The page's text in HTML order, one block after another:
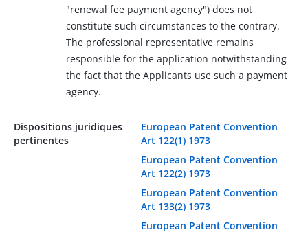
"renewal fee payment agency") does not
constitute such circumstances to the contrary.
The professional representative remains
responsible for the application notwithstanding
the fact that the Applicants use such a payment
agency.
Dispositions juridiques
pertinentes
European Patent Convention
Art 122(1) 1973
European Patent Convention
Art 122(2) 1973
European Patent Convention
Art 133(2) 1973
European Patent Convention